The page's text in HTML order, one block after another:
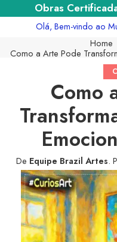
Obras
Olá, Bem-vindo ao
Home
Como a Arte Pode
Como
De Equipe Brazil Artes.